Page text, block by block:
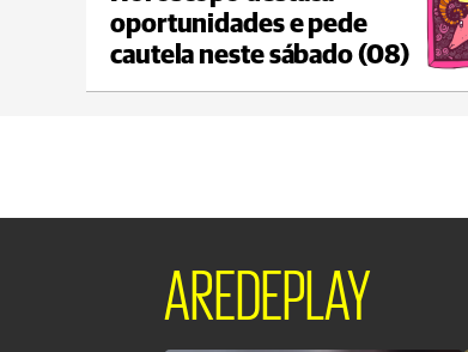
oportunidades e pede
cautela neste sábado (08)
Ponta Grossa
max 17°C min 17°C
AREDEPLAY